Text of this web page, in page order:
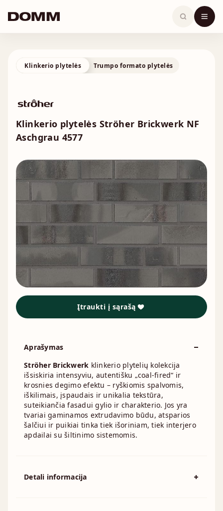
content
Klinkerio plytelės Trumpo formato plytelės
Klinkerio plytelės Ströher Brickwerk NF
Aschgrau 4577
Įtraukti į sąrašą
Aprašymas
Ströher Brickwerk klinkerio plytelių kolekcija
išsiskiria intensyviu, autentišku „coal-fired“ ir
krosnies degimo efektu – ryškiomis spalvomis,
iškilimais, įspaudais ir unikalia tekstūra,
suteikiančia fasadui gylio ir charakterio. Jos yra
tvariai gaminamos extrudavimo būdu, atsparios
šalčiui ir puikiai tinka tiek išoriniam, tiek interjero
apdailai su šiltinimo sistemomis.
Detali informacija